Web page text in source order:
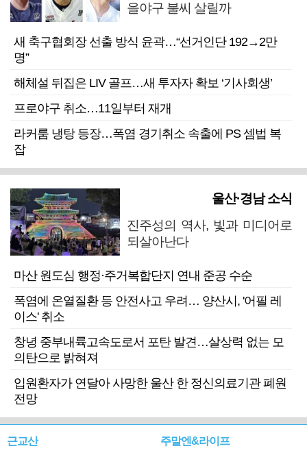
을야구 불씨 살릴까
새 축구협회장 선출 방식 윤곽…“선거인단 192→2만
명”
해체설 뒤집은 LIV 골프…새 투자자 확보 ‘기사회생’
프로야구 취소…11일부터 재개
라커룸 냉탕 등장…폭염 경기취소 속출에 PS 셈법 복
잡
울산·경남 소식
진주성의 역사, 빛과 미디어로
되살아난다
마산 원도심 행정·주거복합단지 연내 준공 수순
폭염에 온열질환 등 안전사고 우려… 양산시, '어필 레
이스' 취소
창녕 중부내륙고속도로서 포탄 발견…살상력 없는 모
의탄으로 밝혀져
입원환자가 연달아 사망한 울산 한 정신의료기관 폐원
전망
근교산 주말엔&라이프